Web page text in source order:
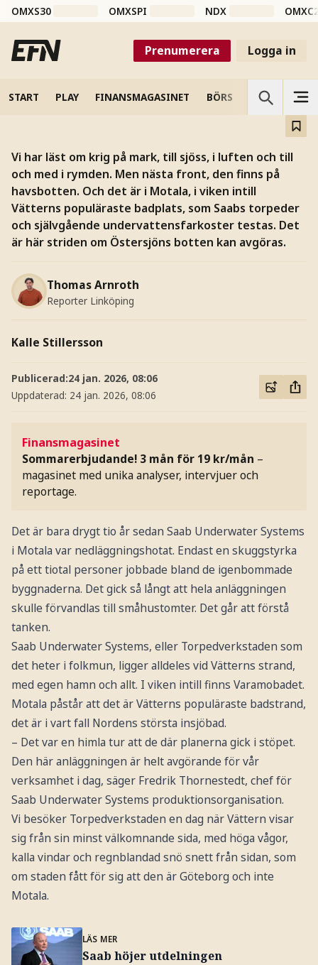
OMXS30 OMXSPI NDX
Prenumerera Logga in
START PLAY FINANSMAGASINET BÖRS VETENSKAP
Saab och bottenstriden i
Östersjön
Försvarsjätten tänker vinna med torpeder och
självgående undervattensfarkoster.
Vi har läst om krig på mark, till sjöss, i luften och till
och med i rymden. Men nästa front, den finns på
havsbotten. Och det är i Motala, i viken intill
Vätterns populäraste badplats, som Saabs torpeder
och självgående undervattensfarkoster testas. Det
är här striden om Östersjöns botten kan avgöras.
Thomas Arnroth
Reporter Linköping
Kalle Stillersson
Publicerad:24 jan. 2026, 08:06
Uppdaterad: 24 jan. 2026, 08:06
Finansmagasinet
Sommarerbjudande! 3 mån för 19 kr/mån –
magasinet med unika analyser, intervjuer och
reportage.
Det är bara drygt tio år sedan Saab Underwater Systems
i Motala var nedläggningshotat. Endast en skuggstyrka
på ett tiotal personer jobbade bland de igenbommade
byggnaderna. Det gick så långt att hela anläggningen
skulle förvandlas till småhustomter. Det går att förstå
tanken.
Saab Underwater Systems, eller Torpedverkstaden som
det heter i folkmun, ligger alldeles vid Vätterns strand,
med egen hamn och allt. I viken intill finns Varamobadet.
Motala påstår att det är Vätterns populäraste badstrand,
det är i vart fall Nordens största insjöbad.
– Det var en himla tur att de där planerna gick i stöpet.
Den här anläggningen är helt avgörande för vår
verksamhet i dag, säger Fredrik Thornestedt, chef för
Saab Underwater Systems produktionsorganisation.
Vi besöker Torpedverkstaden en dag när Vättern visar
sig från sin minst välkomnande sida, med höga vågor,
kalla vindar och regnblandad snö snett från sidan, som
om staden fått för sig att den är Göteborg och inte
Motala.
LÄS MER
Saab höjer utdelningen